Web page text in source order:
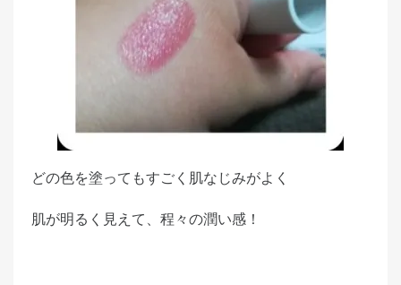
どの色を塗ってもすごく肌なじみがよく
肌が明るく見えて、程々の潤い感！